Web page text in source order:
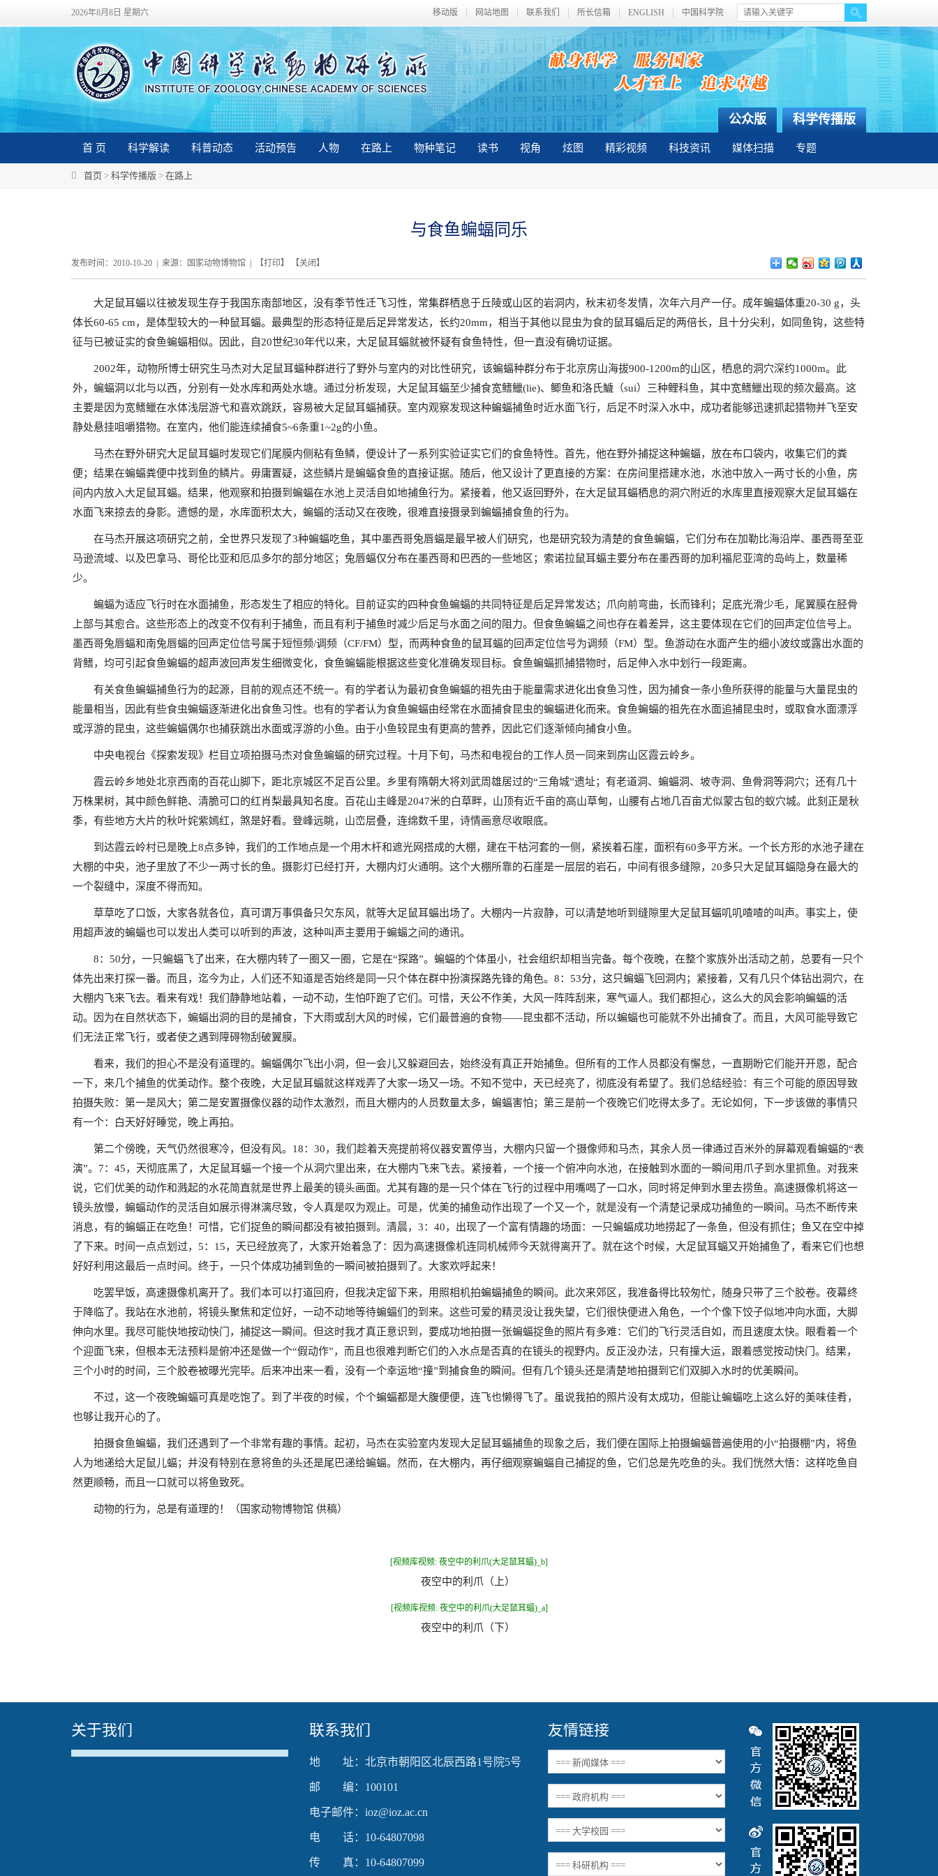
2026年8月8日 星期六 移动版 网站地图 联系我们 所长信箱 ENGLISH 中国科学院
科学传播版
公众版
首 页 科学解读 科普动态 活动预告 人物 在路上 物种笔记 读书 视角 炫图 精彩视频 科技资讯 媒体扫描 专题
首页 > 科学传播版 > 在路上
与食鱼蝙蝠同乐
发布时间：2010-10-20 | 来源：国家动物博物馆 | 【打印】 【关闭 】
大足鼠耳蝠以往被发现生存于我国东南部地区，没有季节性迁飞习性，常集群栖息于丘陵或山区的岩洞内，秋末初冬发情，次年六月产一仔。成年蝙蝠体重20-30 g，头
体长60-65 cm，是体型较大的一种鼠耳蝠。最典型的形态特征是后足异常发达，长约20mm，相当于其他以昆虫为食的鼠耳蝠后足的两倍长，且十分尖利，如同鱼钩，这些特
征与已被证实的食鱼蝙蝠相似。因此，自20世纪30年代以来，大足鼠耳蝠就被怀疑有食鱼特性，但一直没有确切证据。
2002年，动物所博士研究生马杰对大足鼠耳蝠种群进行了野外与室内的对比性研究，该蝙蝠种群分布于北京房山海拔900-1200m的山区，栖息的洞穴深约1000m。此
外，蝙蝠洞以北与以西，分别有一处水库和两处水塘。通过分析发现，大足鼠耳蝠至少捕食宽鳍鱲(lie)、鲫鱼和洛氏鱥（sui）三种鲤科鱼，其中宽鳍鱲出现的频次最高。这
主要是因为宽鳍鱲在水体浅层游弋和喜欢跳跃，容易被大足鼠耳蝠捕获。室内观察发现这种蝙蝠捕鱼时近水面飞行，后足不时深入水中，成功者能够迅速抓起猎物并飞至安
静处悬挂咀嚼猎物。在室内，他们能连续捕食5~6条重1~2g的小鱼。
马杰在野外研究大足鼠耳蝠时发现它们尾膜内侧粘有鱼鳞，便设计了一系列实验证实它们的食鱼特性。首先，他在野外捕捉这种蝙蝠，放在布口袋内，收集它们的粪
便；结果在蝙蝠粪便中找到鱼的鳞片。毋庸置疑，这些鳞片是蝙蝠食鱼的直接证据。随后，他又设计了更直接的方案：在房间里搭建水池，水池中放入一两寸长的小鱼，房
间内内放入大足鼠耳蝠。结果，他观察和拍摄到蝙蝠在水池上灵活自如地捕鱼行为。紧接着，他又返回野外，在大足鼠耳蝠栖息的洞穴附近的水库里直接观察大足鼠耳蝠在
水面飞来掠去的身影。遗憾的是，水库面积太大，蝙蝠的活动又在夜晚，很难直接摄录到蝙蝠捕食鱼的行为。
在马杰开展这项研究之前，全世界只发现了3种蝙蝠吃鱼，其中墨西哥兔唇蝠是最早被人们研究，也是研究较为清楚的食鱼蝙蝠，它们分布在加勒比海沿岸、墨西哥至亚
马逊流域、以及巴拿马、哥伦比亚和厄瓜多尔的部分地区；兔唇蝠仅分布在墨西哥和巴西的一些地区；索诺拉鼠耳蝠主要分布在墨西哥的加利福尼亚湾的岛屿上，数量稀
少。
蝙蝠为适应飞行时在水面捕鱼，形态发生了相应的特化。目前证实的四种食鱼蝙蝠的共同特征是后足异常发达；爪向前弯曲，长而锋利；足底光滑少毛，尾翼膜在胫骨
上部与其愈合。这些形态上的改变不仅有利于捕鱼，而且有利于捕鱼时减少后足与水面之间的阻力。但食鱼蝙蝠之间也存在着差异，这主要体现在它们的回声定位信号上。
墨西哥兔唇蝠和南兔唇蝠的回声定位信号属于短恒频/调频（CF/FM）型，而两种食鱼的鼠耳蝠的回声定位信号为调频（FM）型。鱼游动在水面产生的细小波纹或露出水面的
背鳍，均可引起食鱼蝙蝠的超声波回声发生细微变化，食鱼蝙蝠能根据这些变化准确发现目标。食鱼蝙蝠抓捕猎物时，后足伸入水中划行一段距离。
有关食鱼蝙蝠捕鱼行为的起源，目前的观点还不统一。有的学者认为最初食鱼蝙蝠的祖先由于能量需求进化出食鱼习性，因为捕食一条小鱼所获得的能量与大量昆虫的
能量相当，因此有些食虫蝙蝠逐渐进化出食鱼习性。也有的学者认为食鱼蝙蝠由经常在水面捕食昆虫的蝙蝠进化而来。食鱼蝙蝠的祖先在水面追捕昆虫时，或取食水面漂浮
或浮游的昆虫，这些蝙蝠偶尔也捕获跳出水面或浮游的小鱼。由于小鱼较昆虫有更高的营养，因此它们逐渐倾向捕食小鱼。
中央电视台《探索发现》栏目立项拍摄马杰对食鱼蝙蝠的研究过程。十月下旬，马杰和电视台的工作人员一同来到房山区霞云岭乡。
霞云岭乡地处北京西南的百花山脚下，距北京城区不足百公里。乡里有隋朝大将刘武周雄居过的“三角城”遗址；有老道洞、蝙蝠洞、坡寺洞、鱼骨洞等洞穴；还有几十
万株果树，其中颜色鲜艳、清脆可口的红肖梨最具知名度。百花山主峰是2047米的白草畔，山顶有近千亩的高山草甸，山腰有占地几百亩尤似蒙古包的蚁穴城。此刻正是秋
季，有些地方大片的秋叶姹紫嫣红，煞是好看。登峰远眺，山峦层叠，连绵数千里，诗情画意尽收眼底。
到达霞云岭村已是晚上8点多钟，我们的工作地点是一个用木杆和遮光网搭成的大棚，建在干枯河套的一侧，紧挨着石崖，面积有60多平方米。一个长方形的水池子建在
大棚的中央，池子里放了不少一两寸长的鱼。摄影灯已经打开，大棚内灯火通明。这个大棚所靠的石崖是一层层的岩石，中间有很多缝隙，20多只大足鼠耳蝠隐身在最大的
一个裂缝中，深度不得而知。
草草吃了口饭，大家各就各位，真可谓万事俱备只欠东风，就等大足鼠耳蝠出场了。大棚内一片寂静，可以清楚地听到缝隙里大足鼠耳蝠叽叽喳喳的叫声。事实上，使
用超声波的蝙蝠也可以发出人类可以听到的声波，这种叫声主要用于蝙蝠之间的通讯。
8：50分，一只蝙蝠飞了出来，在大棚内转了一圈又一圈，它是在“探路”。蝙蝠的个体虽小，社会组织却相当完备。每个夜晚，在整个家族外出活动之前，总要有一只个
体先出来打探一番。而且，迄今为止，人们还不知道是否始终是同一只个体在群中扮演探路先锋的角色。8：53分，这只蝙蝠飞回洞内；紧接着，又有几只个体钻出洞穴，在
大棚内飞来飞去。看来有戏！我们静静地站着，一动不动，生怕吓跑了它们。可惜，天公不作美，大风一阵阵刮来，寒气逼人。我们都担心，这么大的风会影响蝙蝠的活
动。因为在自然状态下，蝙蝠出洞的目的是捕食，下大雨或刮大风的时候，它们最普遍的食物——昆虫都不活动，所以蝙蝠也可能就不外出捕食了。而且，大风可能导致它
们无法正常飞行，或者使之遇到障碍物刮破翼膜。
看来，我们的担心不是没有道理的。蝙蝠偶尔飞出小洞，但一会儿又躲避回去，始终没有真正开始捕鱼。但所有的工作人员都没有懈怠，一直期盼它们能开开恩，配合
一下，来几个捕鱼的优美动作。整个夜晚，大足鼠耳蝠就这样戏弄了大家一场又一场。不知不觉中，天已经亮了，彻底没有希望了。我们总结经验：有三个可能的原因导致
拍摄失败：第一是风大；第二是安置摄像仪器的动作太激烈，而且大棚内的人员数量太多，蝙蝠害怕；第三是前一个夜晚它们吃得太多了。无论如何，下一步该做的事情只
有一个：白天好好睡觉，晚上再拍。
第二个傍晚，天气仍然很寒冷，但没有风。18：30，我们趁着天亮提前将仪器安置停当，大棚内只留一个摄像师和马杰，其余人员一律通过百米外的屏幕观看蝙蝠的“表
演”。7：45，天彻底黑了，大足鼠耳蝠一个接一个从洞穴里出来，在大棚内飞来飞去。紧接着，一个接一个俯冲向水池，在接触到水面的一瞬间用爪子到水里抓鱼。对我来
说，它们优美的动作和溅起的水花简直就是世界上最美的镜头画面。尤其有趣的是一只个体在飞行的过程中用嘴喝了一口水，同时将足伸到水里去捞鱼。高速摄像机将这一
镜头放慢，蝙蝠动作的灵活自如展示得淋漓尽致，令人真是叹为观止。可是，优美的捕鱼动作出现了一个又一个，就是没有一个清楚记录成功捕鱼的一瞬间。马杰不断传来
消息，有的蝙蝠正在吃鱼！可惜，它们捉鱼的瞬间都没有被拍摄到。清晨，3：40，出现了一个富有情趣的场面：一只蝙蝠成功地捞起了一条鱼，但没有抓住；鱼又在空中掉
了下来。时间一点点划过，5：15，天已经放亮了，大家开始着急了：因为高速摄像机连同机械师今天就得离开了。就在这个时候，大足鼠耳蝠又开始捕鱼了，看来它们也想
好好利用这最后一点时间。终于，一只个体成功捕到鱼的一瞬间被拍摄到了。大家欢呼起来！
吃罢早饭，高速摄像机离开了。我们本可以打道回府，但我决定留下来，用照相机拍蝙蝠捕鱼的瞬间。此次来郊区，我准备得比较匆忙，随身只带了三个胶卷。夜幕终
于降临了。我站在水池前，将镜头聚焦和定位好，一动不动地等待蝙蝠们的到来。这些可爱的精灵没让我失望，它们很快便进入角色，一个个像下饺子似地冲向水面，大脚
伸向水里。我尽可能快地按动快门，捕捉这一瞬间。但这时我才真正意识到，要成功地拍摄一张蝙蝠捉鱼的照片有多难：它们的飞行灵活自如，而且速度太快。眼看着一个
个迎面飞来，但根本无法预料是俯冲还是做一个“假动作”，而且也很难判断它们的入水点是否真的在镜头的视野内。反正没办法，只有撞大运，跟着感觉按动快门。结果，
三个小时的时间，三个胶卷被曝光完毕。后来冲出来一看，没有一个幸运地“撞”到捕食鱼的瞬间。但有几个镜头还是清楚地拍摄到它们双脚入水时的优美瞬间。
不过，这一个夜晚蝙蝠可真是吃饱了。到了半夜的时候，个个蝙蝠都是大腹便便，连飞也懒得飞了。虽说我拍的照片没有太成功，但能让蝙蝠吃上这么好的美味佳肴，
也够让我开心的了。
拍摄食鱼蝙蝠，我们还遇到了一个非常有趣的事情。起初，马杰在实验室内发现大足鼠耳蝠捕鱼的现象之后，我们便在国际上拍摄蝙蝠普遍使用的小“拍摄棚”内，将鱼
人为地递给大足鼠儿蝠；并没有特别在意将鱼的头还是尾巴递给蝙蝠。然而，在大棚内，再仔细观察蝙蝠自己捕捉的鱼，它们总是先吃鱼的头。我们恍然大悟：这样吃鱼自
然更顺畅，而且一口就可以将鱼致死。
动物的行为，总是有道理的！（国家动物博物馆 供稿）
[视频库视频: 夜空中的利爪(大足鼠耳蝠)_b]
夜空中的利爪（上）
[视频库视频: 夜空中的利爪(大足鼠耳蝠)_a]
夜空中的利爪（下）
关于我们 联系我们
地 址：北京市朝阳区北辰西路1号院5号
邮 编：100101
电子邮件：ioz@ioz.ac.cn
电 话：10-64807098
传 真：10-64807099
友情链接